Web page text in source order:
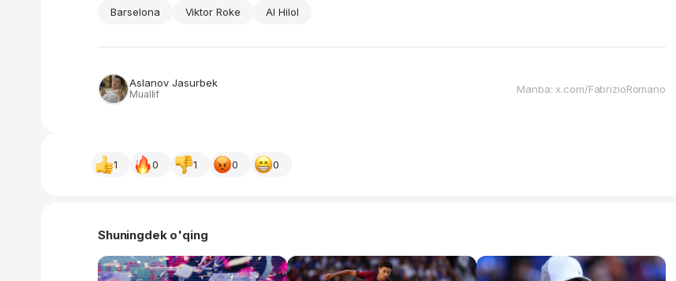
Barselona Viktor Roke Al Hilol
Aslanov Jasurbek
Muallif Manba: x.com/FabrizioRomano
1 0 1 0 0
Shuningdek o'qing